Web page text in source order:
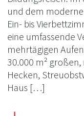
und dem
Ein- bis
eine umfassende
mehrtägigen
30.000 m²
Hecken,
Haus […]